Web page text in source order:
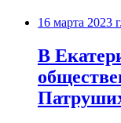
16 марта 2023
В